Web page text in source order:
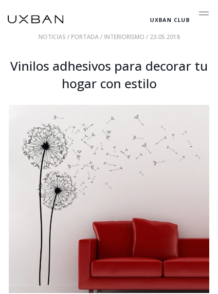
UXBAN CLUB
NOTICIAS / PORTADA/ INTERIORISMO / 23.05.2018
Vinilos adhesivos para decorar tu
hogar con estilo